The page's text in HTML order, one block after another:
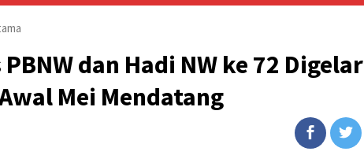
dan Hadi NW ke 72 Digelar
Mei Mendatang